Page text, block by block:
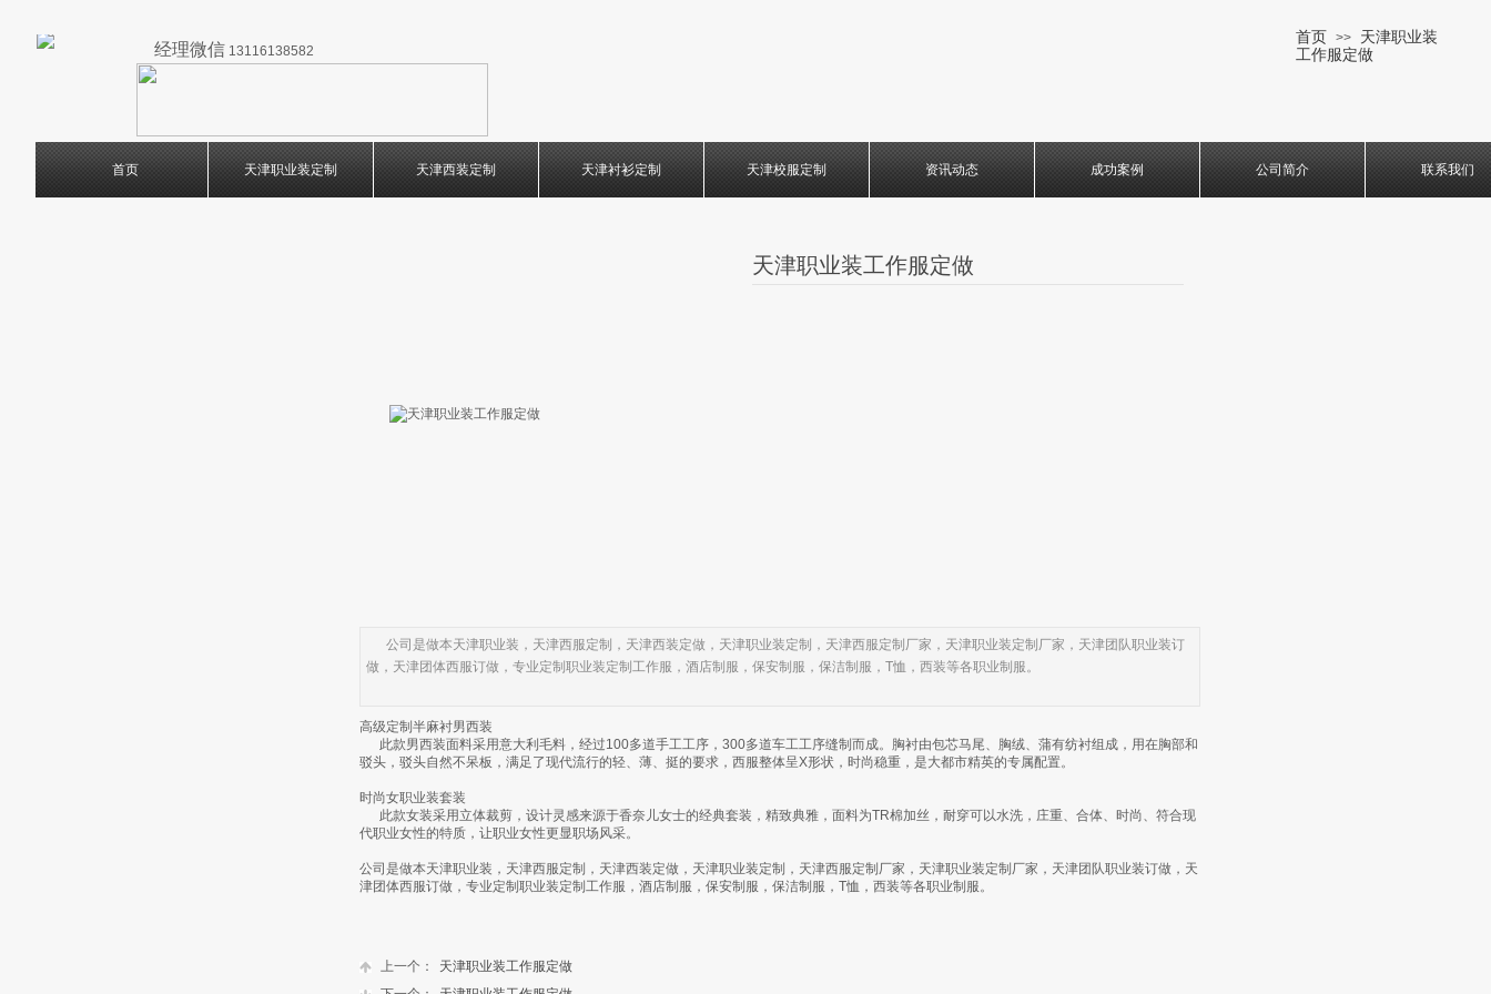
首页 >>
天津职业装
工作服定做
经理微信 13116138582
首页 天津职业装定制 天津西装定制 天津衬衫定制 天津校服定制 资讯动态 成功案例 公司简介 联系我们
天津职业装工作服定做
公司是做本天津职业装，天津西服定制，天津西装定做，天津职业装定制，天津西服定制厂家，天津职业装定制厂家，天津团队职业装订
做，天津团体西服订做，专业定制职业装定制工作服，酒店制服，保安制服，保洁制服，T恤，西装等各职业制服。
高级定制半麻衬男西装
此款男西装面料采用意大利毛料，经过100多道手工工序，300多道车工工序缝制而成。胸衬由包芯马尾、胸绒、蒲有纺衬组成，用在胸部和
驳头，驳头自然不呆板，满足了现代流行的轻、薄、挺的要求，西服整体呈X形状，时尚稳重，是大都市精英的专属配置。
时尚女职业装套装
此款女装采用立体裁剪，设计灵感来源于香奈儿女士的经典套装，精致典雅，面料为TR棉加丝，耐穿可以水洗，庄重、合体、时尚、符合现
代职业女性的特质，让职业女性更显职场风采。
公司是做本天津职业装，天津西服定制，天津西装定做，天津职业装定制，天津西服定制厂家，天津职业装定制厂家，天津团队职业装订做，天
津团体西服订做，专业定制职业装定制工作服，酒店制服，保安制服，保洁制服，T恤，西装等各职业制服。
上一个：
天津职业装工作服定做